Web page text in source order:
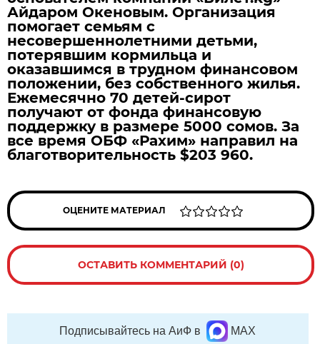
Айдаром Океновым. Организация
помогает семьям с
несовершеннолетними детьми,
потерявшим кормильца и
оказавшимся в трудном финансовом
положении, без собственного жилья.
Ежемесячно 70 детей-сирот
получают от фонда финансовую
поддержку в размере 5000 сомов. За
все время ОБФ «Рахим» направил на
благотворительность $203 960.
ОЦЕНИТЕ МАТЕРИАЛ
ОСТАВИТЬ КОММЕНТАРИЙ (0)
Подписывайтесь на АиФ в MAX